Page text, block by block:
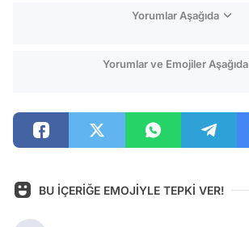
Yorumlar Aşağıda
Yorumlar ve Emojiler Aşağıda
BU İÇERİĞE EMOJİYLE TEPKİ VER!